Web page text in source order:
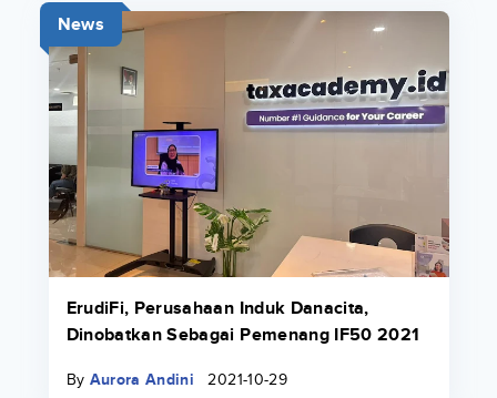
News
ErudiFi, Perusahaan Induk Danacita,
Dinobatkan Sebagai Pemenang IF50 2021
By Aurora Andini 2021-10-29